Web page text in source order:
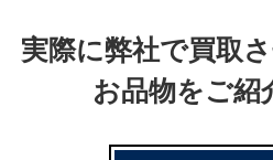
実際に弊社で買取
お品物をご紹